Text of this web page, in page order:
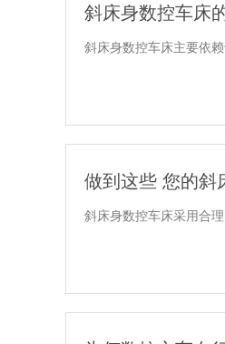
斜床身数控车床
斜床身数控车床主要依
做到这些 您的斜
斜床身数控车床采用合